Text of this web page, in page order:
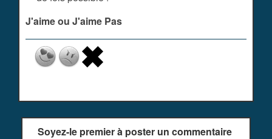
J'aime ou J'aime Pas
Soyez-le premier à poster un commentaire